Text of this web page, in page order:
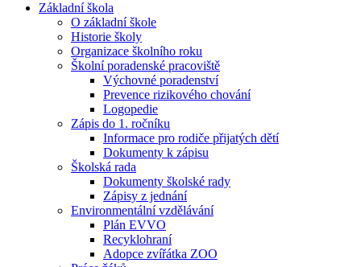
Základní škola
O základní škole
Historie školy
Organizace školního roku
Školní poradenské pracoviště
Výchovné poradenství
Prevence rizikového chování
Logopedie
Zápis do 1. ročníku
Informace pro rodiče přijatých dětí
Dokumenty k zápisu
Školská rada
Dokumenty školské rady
Zápisy z jednání
Environmentální vzdělávání
Plán EVVO
Recyklohraní
Adopce zvířátka ZOO